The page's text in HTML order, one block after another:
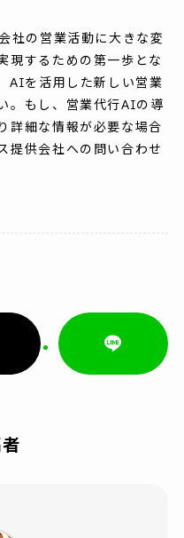
社の営業活動に大きな変
現するための第一歩とな
AIを活用した新しい営業
。もし、営業代行AIの導
詳細な情報が必要な場合
提供会社への問い合わせ